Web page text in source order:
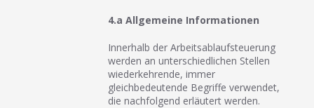
4.a Allgemeine Informationen
Innerhalb der Arbeitsablaufsteuerung
werden an unterschiedlichen Stellen
wiederkehrende, immer
gleichbedeutende Begriffe verwendet,
die nachfolgend erläutert werden.